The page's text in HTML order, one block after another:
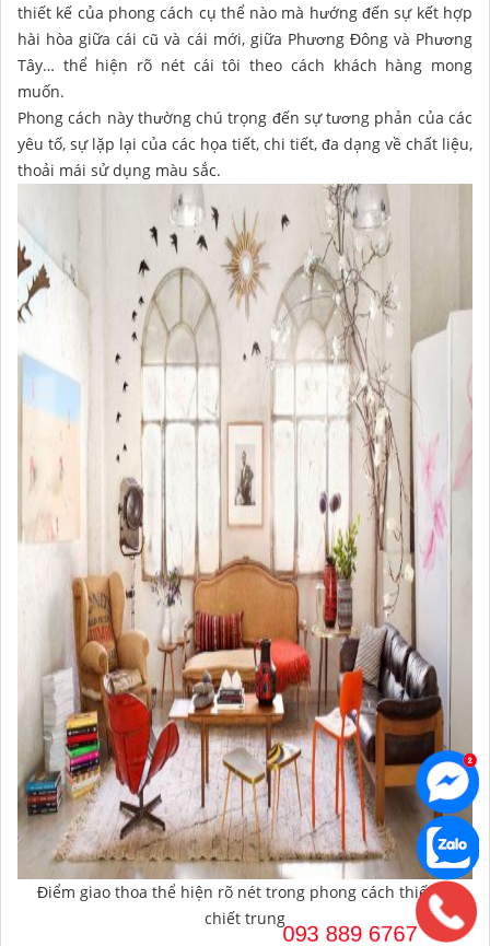
thiết kế của phong cách cụ thể nào mà hướng đến sự kết hợp
hài hòa giữa cái cũ và cái mới, giữa Phương Đông và Phương
Tây… thể hiện rõ nét cái tôi theo cách khách hàng mong
muốn.
Phong cách này thường chú trọng đến sự tương phản của các
yêu tố, sự lặp lại của các họa tiết, chi tiết, đa dạng về chất liệu,
thoải mái sử dụng màu sắc.
Điểm giao thoa thể hiện rõ nét trong phong cách thiết kế
chiết trung